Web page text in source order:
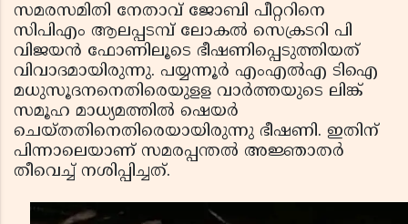
സമരസമിതി നേതാവ് ജോബി പീറ്ററിനെ
സിപിഎം ആലപ്പടമ്പ് ലോകല്‍ സെക്രടറി പി
വിജയന്‍ ഫോണിലൂടെ ഭീഷണിപ്പെടുത്തിയത്
വിവാദമായിരുന്നു. പയ്യന്നൂര്‍ എംഎല്‍എ ടിഐ
മധുസൂദനനെതിരെയുളള വാര്‍ത്തയുടെ ലിങ്ക്
സമൂഹ മാധ്യമത്തില്‍ ഷെയര്‍
ചെയ്തതിനെതിരെയായിരുന്നു ഭീഷണി. ഇതിന്
പിന്നാലെയാണ് സമരപ്പന്തല്‍ അജ്ഞാതര്‍
തീവെച്ച് നശിപ്പിച്ചത്.